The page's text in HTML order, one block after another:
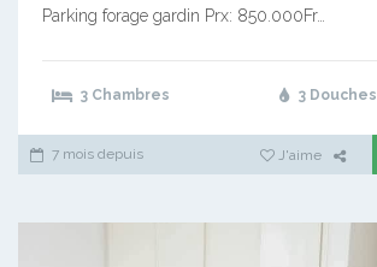
Parking forage gardin Prx: 850.000Fr…
3 Chambres 3 Douches
7 mois depuis J'aime